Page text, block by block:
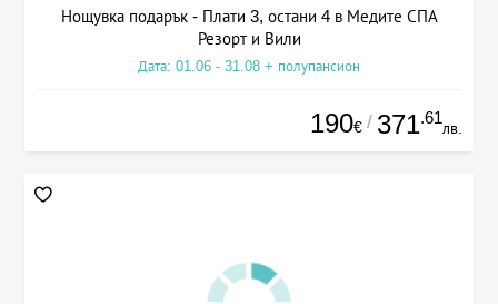
Нощувка подарък - Плати 3, остани 4 в Медите СПА
Резорт и Вили
Дата: 01.06 - 31.08 + полупансион
190€ / 371.61
лв.